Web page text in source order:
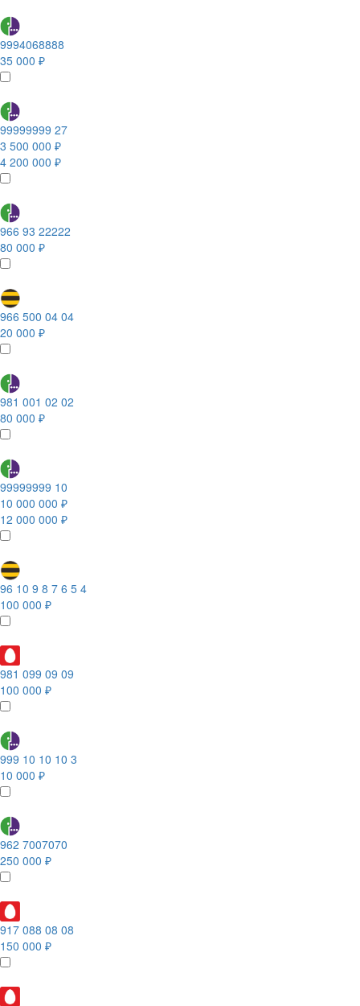
9994068888
35 000 ₽
99999999 27
3 500 000 ₽
4 200 000 ₽
966 93 22222
80 000 ₽
966 500 04 04
20 000 ₽
981 001 02 02
80 000 ₽
99999999 10
10 000 000 ₽
12 000 000 ₽
96 10 9 8 7 6 5 4
100 000 ₽
981 099 09 09
100 000 ₽
999 10 10 10 3
10 000 ₽
962 7007070
250 000 ₽
917 088 08 08
150 000 ₽